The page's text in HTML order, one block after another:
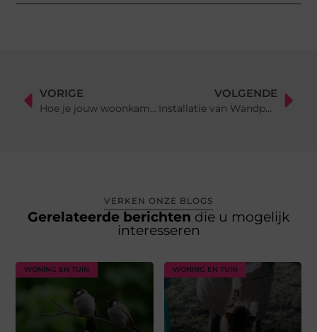
VORIGE
Hoe je jouw woonkamer kunt stylen: Tips en inspiratie
VOLGENDE
Installatie van Wandpanelen: Tips en Tricks
VERKEN ONZE BLOGS
Gerelateerde berichten die u mogelijk
interesseren
WONING EN TUIN WONING EN TUIN